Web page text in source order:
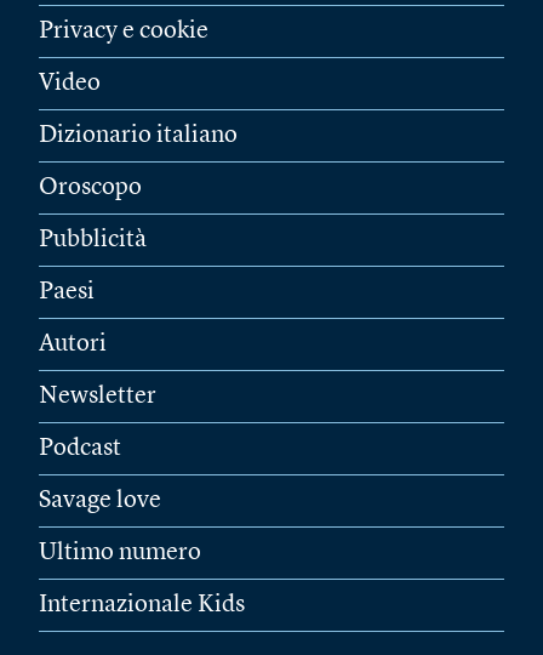
Privacy e cookie
Video
Dizionario italiano
Oroscopo
Pubblicità
Paesi
Autori
Newsletter
Podcast
Savage love
Ultimo numero
Internazionale Kids